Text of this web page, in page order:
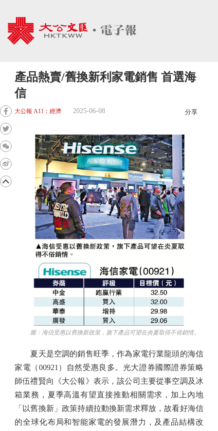
產品熱賣/舊換新利家電銷售 首選海
信
大公報 A11：經濟 2025-06-08 分享
圖：海信受惠以舊換新政策，旗下產品可望在炎夏取得不俗銷情。
夏天是空調的銷售旺季，作為家電行業龍頭的海信
家電（00921）自然受惠良多。光大證券國際證券策略
師伍禮賢向《大公報》表示，該公司主要從事空調及冰
箱業務，夏季高溫有望直接推動相關需求，加上內地
「以舊換新」政策持續拉動換新需求釋放，故看好海信
的全球化布局和智能家電的發展潛力，及產品結構改